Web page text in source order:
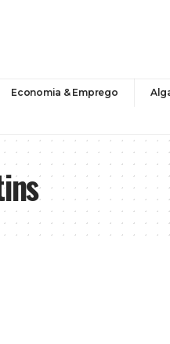
Economia & Emprego